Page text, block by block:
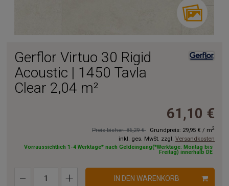
Gerflor Virtuo 30 Rigid
Acoustic | 1450 Tavla
Clear 2,04 m²
61,10 €
Preis bisher: 86,29 € Grundpreis: 29,95 € / m2
inkl. ges. MwSt. zzgl. Versandkosten
Vorraussichtlich 1-4 Werktage* nach Geldeingang(*Werktage: Montag bis
Freitag) innerhalb DE
IN DEN WARENKORB